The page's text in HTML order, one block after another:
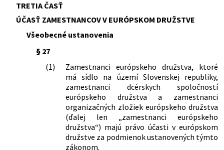
TRETIA ČASŤ
ÚČASŤ ZAMESTNANCOV V EURÓPSKOM DRUŽSTVE
Všeobecné ustanovenia
§ 27
(1)
Zamestnanci európskeho družstva, ktoré
má sídlo na území Slovenskej republiky,
zamestnanci dcérskych spoločností
európskeho družstva a zamestnanci
organizačných zložiek európskeho družstva
(ďalej len „zamestnanci európskeho
družstva“) majú právo účasti v európskom
družstve za podmienok ustanovených týmto
zákonom.